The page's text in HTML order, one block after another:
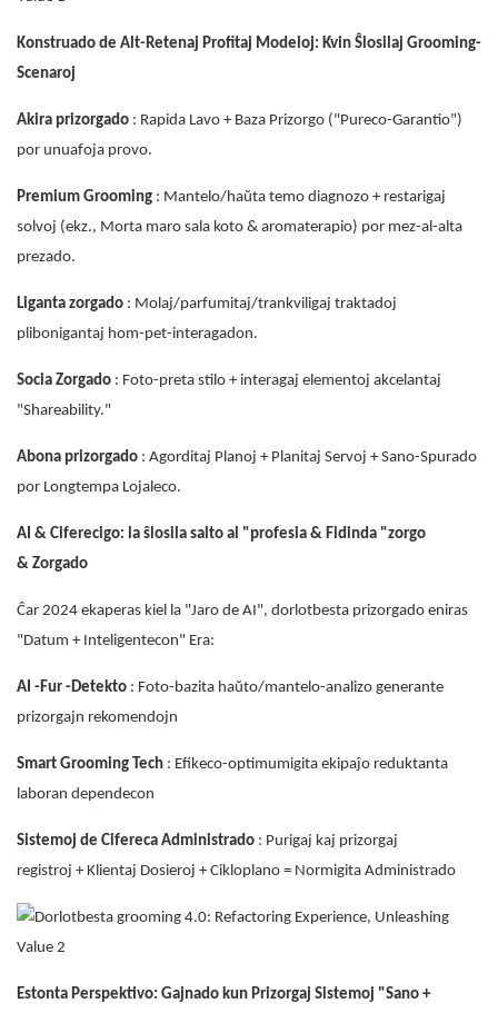
Konstruado de Alt-Retenaj Profitaj Modeloj: Kvin Ŝlosilaj Grooming-
Scenaroj
Akira prizorgado : Rapida Lavo + Baza Prizorgo ("Pureco-Garantio")
por unuafoja provo.
Premium Grooming : Mantelo/haŭta temo diagnozo + restarigaj
solvoj (ekz., Morta maro sala koto & aromaterapio) por mez-al-alta
prezado.
Liganta zorgado : Molaj/parfumitaj/trankviligaj traktadoj
plibonigantaj hom-pet-interagadon.
Socia Zorgado : Foto-preta stilo + interagaj elementoj akcelantaj
"Shareability."
Abona prizorgado : Agorditaj Planoj + Planitaj Servoj + Sano-Spurado
por Longtempa Lojaleco.
AI & Ciferecigo: la ŝlosila salto al "profesia & Fidinda "zorgo
& Zorgado
Ĉar 2024 ekaperas kiel la "Jaro de AI", dorlotbesta prizorgado eniras
"Datum + Inteligentecon" Era:
AI -Fur -Detekto : Foto-bazita haŭto/mantelo-analizo generante
prizorgajn rekomendojn
Smart Grooming Tech : Efikeco-optimumigita ekipaĵo reduktanta
laboran dependecon
Sistemoj de Cifereca Administrado : Purigaj kaj prizorgaj
registroj + Klientaj Dosieroj + Cikloplano = Normigita Administrado
Estonta Perspektivo: Gajnado kun Prizorgaj Sistemoj "Sano +